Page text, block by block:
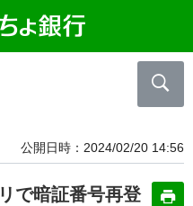
公開日時 2024/02/20 14:56
で暗証番号再登